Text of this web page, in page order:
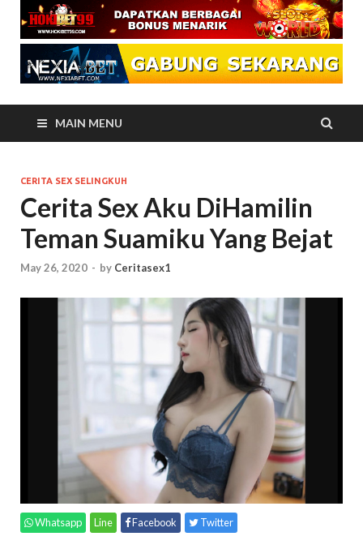
MAIN MENU
CERITA SEX SELINGKUH
Cerita Sex Aku DiHamilin
Teman Suamiku Yang Bejat
May 26, 2020 - by Ceritasex1
Whatsapp Line Facebook Twitter